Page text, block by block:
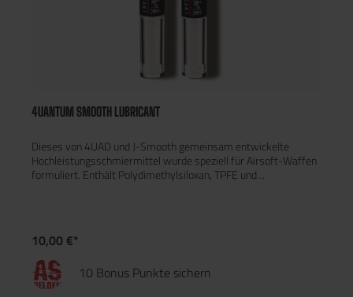
4UANTUM SMOOTH LUBRICANT
Dieses von 4UAD und J-Smooth gemeinsam entwickelte
Hochleistungsschmiermittel wurde speziell für Airsoft-Waffen
formuliert. Enthält Polydimethylsiloxan, TPFE und
Reibung. Jede Anwendung bietet lang anhaltenden Schutz und
sorgt für einen reibungslosen Ablauf zwischen beweglichen
Teilen. Das originelle Design des Drehstiftes erleichtert den
Transport und ermöglicht eine berührungsfreie Anwendung!
10,00 €*
10 Bonus Punkte sichern